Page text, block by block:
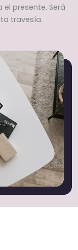
presente. Será
travesía.